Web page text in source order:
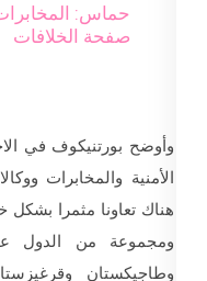
حماس:
صفحة الخلافات
وأوضح بورتنيكوف في
الأمنية والمخابرات
هناك تعاونا مثمرا بشكل
ومجموعة من الدول
وطاجيكستان